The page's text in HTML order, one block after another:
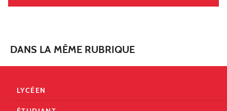
DANS LA MÊME RUBRIQUE
LYCÉEN